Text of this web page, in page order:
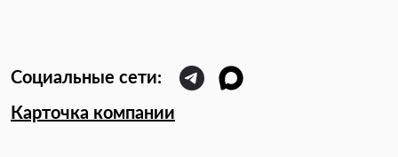
Карточка компании